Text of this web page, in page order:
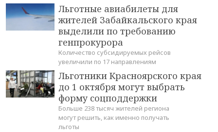
Льготные авиабилеты для
жителей Забайкальского края
выделили по требованию
генпрокурора
Количество субсидируемых рейсов
увеличили по 17 направлениям
Льготники Красноярского края
до 1 октября могут выбрать
форму соцподдержки
Больше 238 тысяч жителей региона
могут решить, как именно получать
льготы